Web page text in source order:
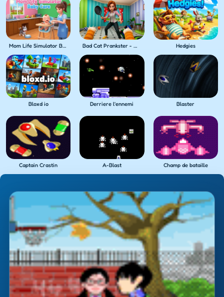
Mom Life Simulator Baby Care Bad Cat Prankster - Mom's Return Hedgies
Bloxd io Derriere l'ennemi Blaster
Captain Crastin A-Blast Champ de bataille